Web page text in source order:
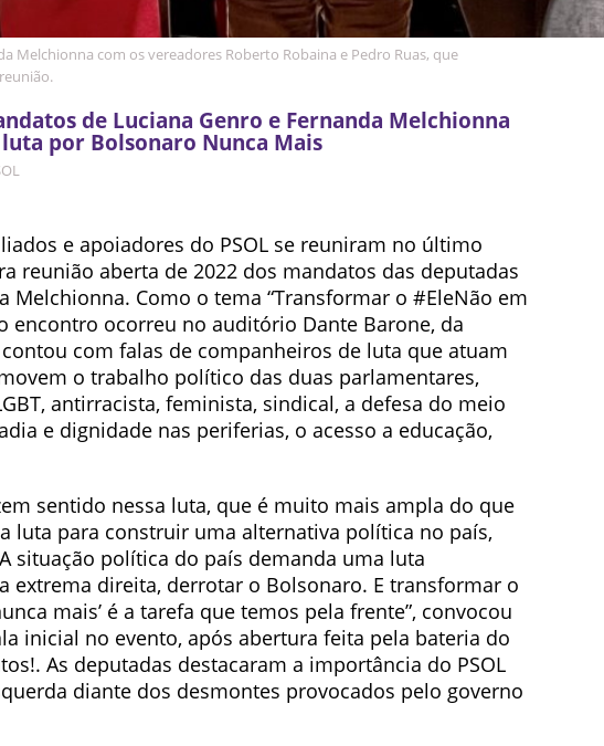
Melchionna com os vereadores Roberto Robaina e Pedro Ruas, que
de Luciana Genro e Fernanda Melchionna
por Bolsonaro Nunca Mais
e apoiadores do PSOL se reuniram no último
reunião aberta de 2022 dos mandatos das deputadas
Melchionna. Como o tema “Transformar o #EleNão em
encontro ocorreu no auditório Dante Barone, da
com falas de companheiros de luta que atuam
o trabalho político das duas parlamentares,
antirracista, feminista, sindical, a defesa do meio
e dignidade nas periferias, o acesso a educação,
sentido nessa luta, que é muito mais ampla do que
luta para construir uma alternativa política no país,
situação política do país demanda uma luta
extrema direita, derrotar o Bolsonaro. E transformar o
mais’ é a tarefa que temos pela frente”, convocou
inicial no evento, após abertura feita pela bateria do
As deputadas destacaram a importância do PSOL
diante dos desmontes provocados pelo governo